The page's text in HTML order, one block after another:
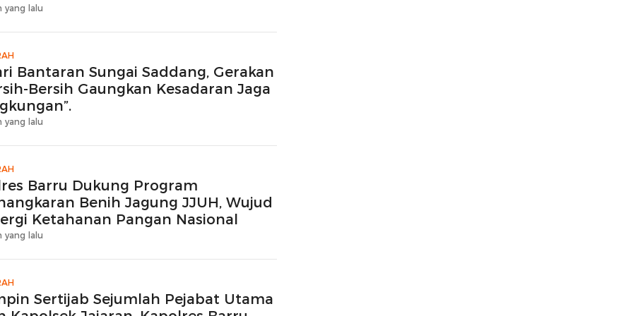
Sawah Langsung Diolah dengan
yang lalu
Bantaran Sungai Saddang, Gerakan
Bersih Gaungkan Kesadaran Jaga
yang lalu
Barru Dukung Program
Benih Jagung JJUH, Wujud
Ketahanan Pangan Nasional
yang lalu
Sertijab Sejumlah Pejabat Utama